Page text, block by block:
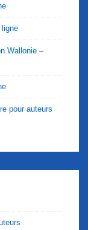
ligne
Wallonie –
pour auteurs